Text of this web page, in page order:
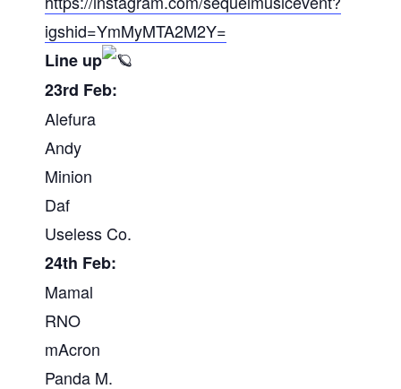
igshid=YmMyMTA2M2Y=
Line up
23rd Feb:
Alefura
Andy
Minion
Daf
Useless Co.
24th Feb:
Mamal
RNO
mAcron
Panda M.